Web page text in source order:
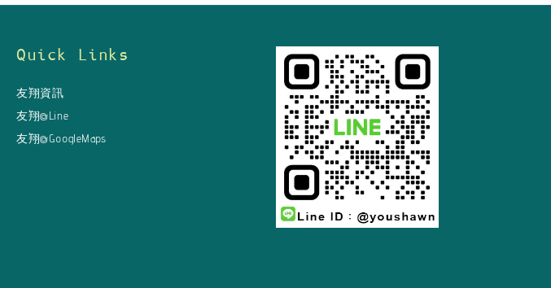
Quick Links
友翔資訊
友翔@Line
友翔@GoogleMaps